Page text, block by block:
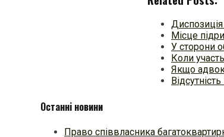
Місце
У сторони
Коли
Якщо
Останні новини
Право співвласника